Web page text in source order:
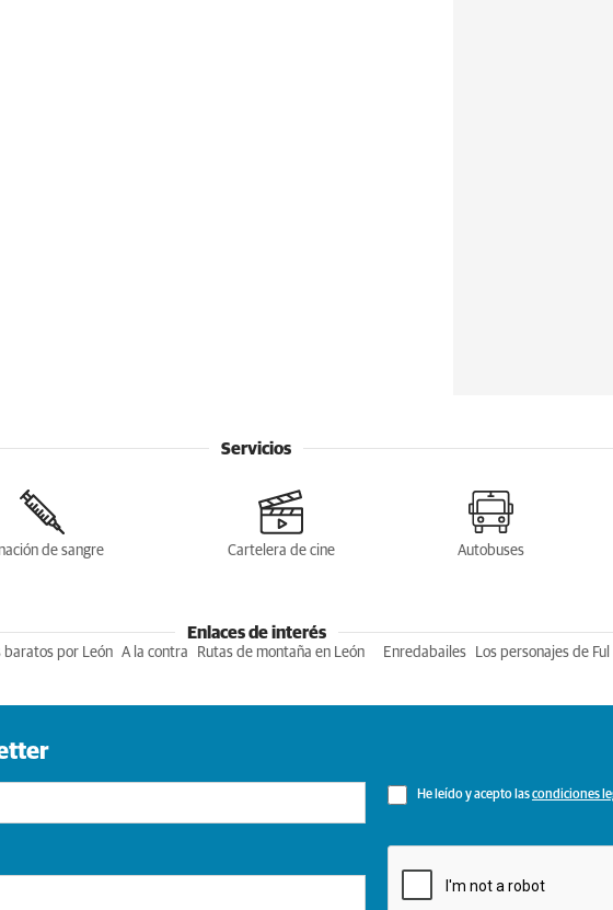
Servicios
de sangre Cartelera de cine Autobuses
Enlaces de interés
baratos por León A la contra Rutas de montaña en León Enredabailes Los personajes de Ful
He leído y acepto lascondiciones